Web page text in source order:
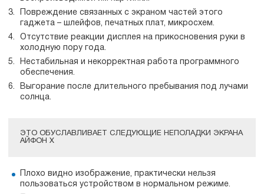
Повреждение связанных с экраном частей этого
гаджета – шлейфов, печатных плат, микросхем.
Отсутствие реакции дисплея на прикосновения руки в
холодную пору года.
Нестабильная и некорректная работа программного
обеспечения.
Выгорание после длительного пребывания под лучами
солнца.
ЭТО ОБУСЛАВЛИВАЕТ СЛЕДУЮЩИЕ НЕПОЛАДКИ ЭКРАНА
АЙФОН Х
Плохо видно изображение, практически нельзя
пользоваться устройством в нормальном режиме.